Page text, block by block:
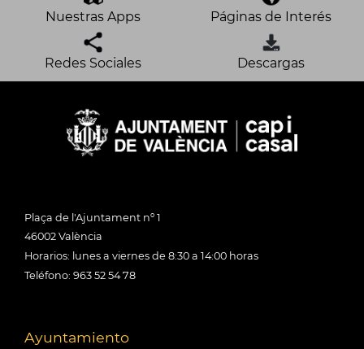
Nuestras Apps Páginas de Interés
Redes Sociales Descargas
Plaça de l'Ajuntament nº 1
46002 València
Horarios: lunes a viernes de 8:30 a 14:00 horas
Teléfono: 963 52 54 78
Ayuntamiento